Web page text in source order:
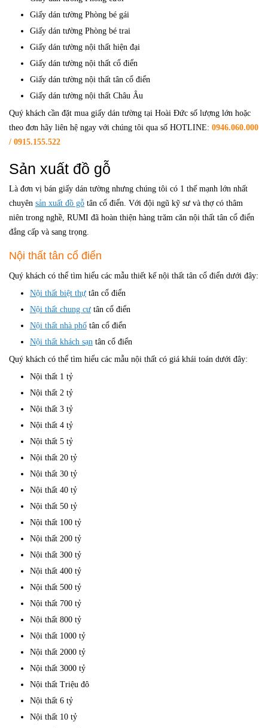
Giấy dán tường Phòng bé gái
Giấy dán tường Phòng bé trai
Giấy dán tường nội thất hiện đại
Giấy dán tường nội thất cổ điển
Giấy dán tường nội thất tân cổ điển
Giấy dán tường nội thất Châu Âu
Quý khách cần đặt mua giấy dán tường tại Hoài Đức số lượng lớn hoặc
theo đơn hãy liên hệ ngay với chúng tôi qua số HOTLINE: 0946.060.000
/ 0915.155.522
Sản xuất đồ gỗ
Là đơn vị bán giấy dán tường nhưng chúng tôi có 1 thế mạnh lớn nhất
chuyên sản xuất đồ gỗ tân cổ điển. Với đội ngũ kỹ sư và thợ có thâm
niên trong nghề, RUMI đã hoàn thiện hàng trăm căn nội thất tân cổ điển
đẳng cấp và sang trọng.
Nội thất tân cổ điển
Quý khách có thể tìm hiểu các mẫu thiết kế nội thất tân cổ điển dưới đây:
Nội thất biệt thự tân cổ điển
Nội thất chung cư tân cổ điển
Nội thất nhà phố tân cổ điển
Nội thất khách sạn tân cổ điển
Quý khách có thể tìm hiểu các mẫu nội thất có giá khái toán dưới đây:
Nội thất 1 tỷ
Nội thất 2 tỷ
Nội thất 3 tỷ
Nội thất 4 tỷ
Nội thất 5 tỷ
Nội thất 20 tỷ
Nội thất 30 tỷ
Nội thất 40 tỷ
Nội thất 50 tỷ
Nội thất 100 tỷ
Nội thất 200 tỷ
Nội thất 300 tỷ
Nội thất 400 tỷ
Nội thất 500 tỷ
Nội thất 700 tỷ
Nội thất 800 tỷ
Nội thất 1000 tỷ
Nội thất 2000 tỷ
Nội thất 3000 tỷ
Nội thất Triệu đô
Nội thất 6 tỷ
Nội thất 10 tỷ